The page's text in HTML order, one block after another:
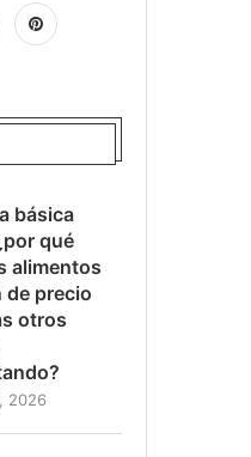
básica
qué
alimentos
de precio
otros
2026